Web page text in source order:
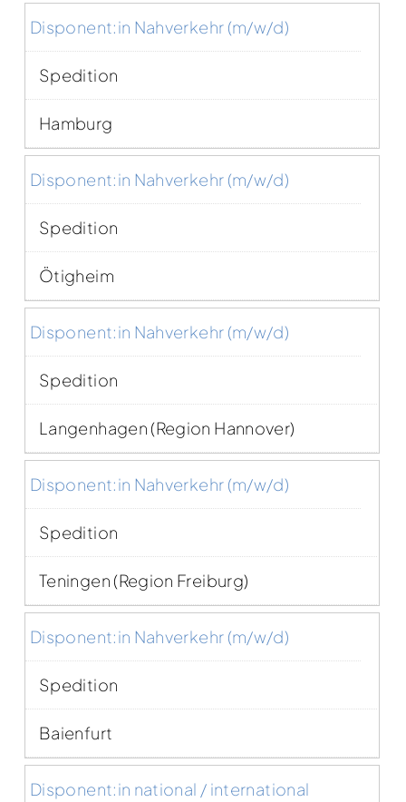
Disponent:in Nahverkehr (m/w/d)
Spedition
Hamburg
Disponent:in Nahverkehr (m/w/d)
Spedition
Ötigheim
Disponent:in Nahverkehr (m/w/d)
Spedition
Langenhagen (Region Hannover)
Disponent:in Nahverkehr (m/w/d)
Spedition
Teningen (Region Freiburg)
Disponent:in Nahverkehr (m/w/d)
Spedition
Baienfurt
Disponent:in national / international